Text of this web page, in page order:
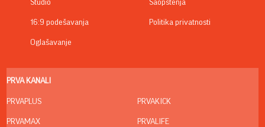
Studio
16:9 podešavanja
Oglašavanje
Saopštenja
Politika privatnosti
PRVA KANALI
PRVAPLUS
PRVAMAX
PRVAKICK
PRVALIFE